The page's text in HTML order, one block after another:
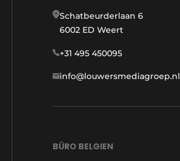
Schatbeurderlaan 6
6002 ED Weert
+31 495 450095
info@louwersmediagroep.nl
BÜRO BELGIEN